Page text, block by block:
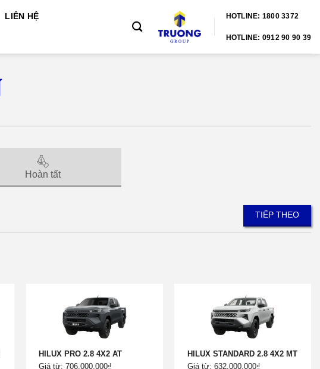
LIÊN HỆ HOTLINE: 1800 3372
HOTLINE: 0912 90 90 39
Hoàn tất
TIẾP THEO
HILUX PRO 2.8 4X2 AT
Giá từ: 706.000.000₫
HILUX STANDARD 2.8 4X2 MT
Giá từ: 632.000.000₫